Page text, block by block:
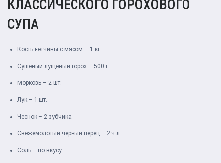
КЛАССИЧЕСКОГО ГОРОХОВОГО
СУПА
Кость ветчины с мясом – 1 кг
Сушеный лущеный горох – 500 г
Морковь – 2 шт.
Лук – 1 шт.
Чеснок – 2 зубчика
Свежемолотый черный перец – 2 ч.л.
Соль – по вкусу